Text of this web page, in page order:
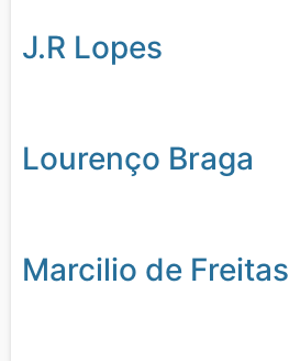
J.R Lopes
Lourenço Braga
Marcilio de Freitas